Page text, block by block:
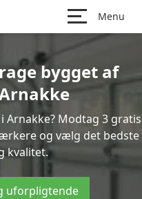
Menu
bygget af
Arnakke? Modtag 3 gratis
og vælg det bedste
kvalitet.
uforpligtende